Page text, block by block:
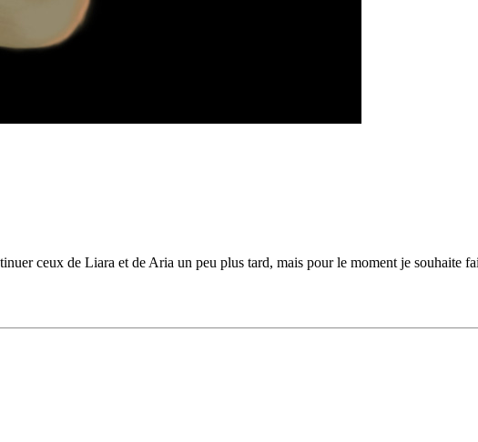
ceux de Liara et de Aria un peu plus tard, mais pour le moment je souhaite